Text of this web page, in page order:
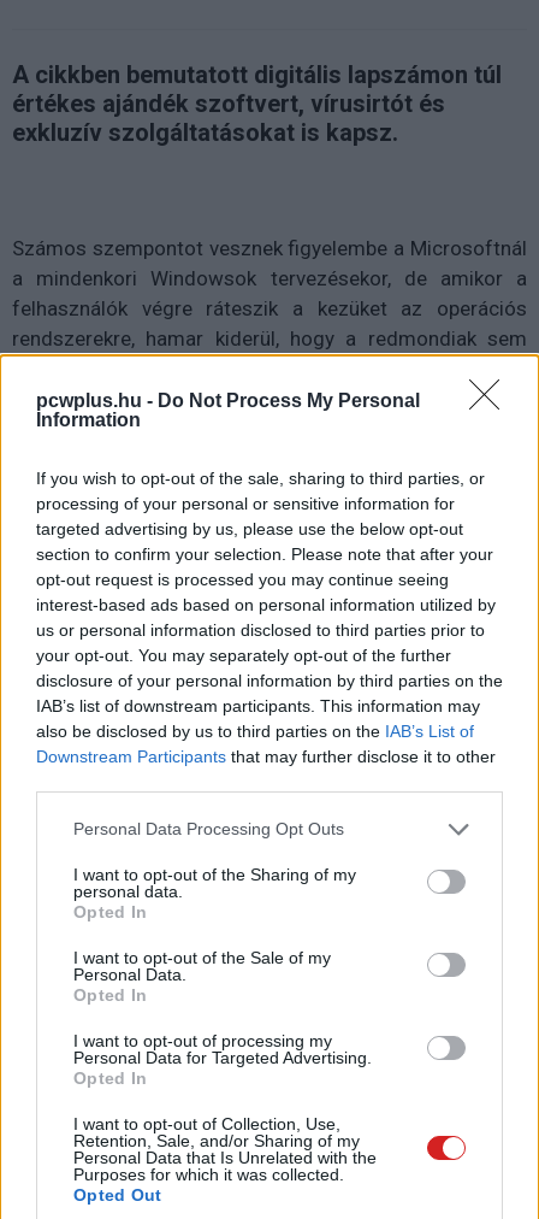
pcwplus.hu - Do Not Process My Personal
Information
If you wish to opt-out of the sale, sharing to third parties, or
processing of your personal or sensitive information for
targeted advertising by us, please use the below opt-out
section to confirm your selection. Please note that after your
opt-out request is processed you may continue seeing
interest-based ads based on personal information utilized by
us or personal information disclosed to third parties prior to
your opt-out. You may separately opt-out of the further
disclosure of your personal information by third parties on the
IAB’s list of downstream participants. This information may
also be disclosed by us to third parties on the IAB’s List of
Downstream Participants that may further disclose it to other
Please note that this website/app uses one or more Google
not limited to your visit or usage behaviour. You may click to
grant or deny consent to Google and its third-party tags to
use your data for below specified purposes in below Google
consent section.
Personal Data Processing Opt Outs
I want to opt-out of the Sharing of my
personal data.
Opted In
I want to opt-out of the Sale of my
Personal Data.
Opted In
I want to opt-out of processing my
Personal Data for Targeted Advertising.
Opted In
I want to opt-out of Collection, Use,
Retention, Sale, and/or Sharing of my
Personal Data that Is Unrelated with the
Purposes for which it was collected.
Opted Out
A cikkben bemutatott digitális lapszámon túl
értékes ajándék szoftvert, vírusirtót és
exkluzív szolgáltatásokat is kapsz.
Számos szempontot vesznek figyelembe a Microsoftnál
a mindenkori Windowsok tervezésekor, de amikor a
felhasználók végre ráteszik a kezüket az operációs
rendszerekre, hamar kiderül, hogy a redmondiak sem
megoldásokkal, amelyek optimálisak lennének. Léteznek
azonban szép számmal olyan szoftverek, amelyekkel
nektek a tíz leghasznosabbat a hétköznapi használatot
szem előtt tartva, de természetesen nem csak ezzel az
egy témával foglalkoztunk a 2024/07-es lapszámban.
Ilyen például az OLED leváltására törekvő QDEL/ELQD
technológia, az ASUS ROG Ally kézi konzol
továbbfejlesztett változata, a kábelrengeteg
megszüntetésének ígéretével házaló BTF-megoldás
vagy a produktivitást fokozó Microsoft Loop. Szintén
kiemelt figyelmet kaptak tőlünk a nyár legizgalmasabb
nyár, akkor nyilván nem hagyhattunk benneteket
megszívlelendő hűtési tanácsok nélkül - ezúttal a
mobilokra fókuszáltunk. Mindeközben a tesztelést sem
windowsos Vivobookja és az év talán legjobban várt
kiegészítője is.
sokkal többet jelent annál, mint hogy minden hónapban
megkapjátok az aktuális digitális magazint. Az éves
tagság esetén már havonta 1240 forinttól elérhető